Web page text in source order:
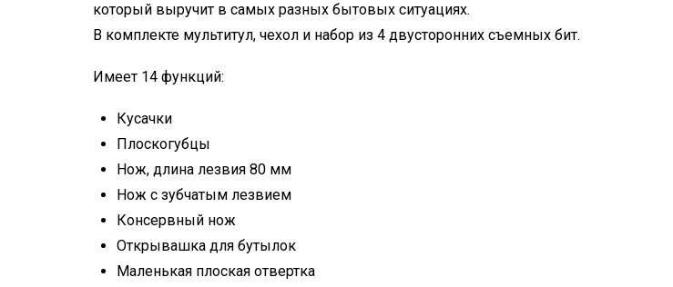
который выручит в самых разных бытовых ситуациях.
В комплекте мультитул, чехол и набор из 4 двусторонних съемных бит.
Имеет 14 функций:
Кусачки
Плоскогубцы
Нож, длина лезвия 80 мм
Нож с зубчатым лезвием
Консервный нож
Открывашка для бутылок
Маленькая плоская отвертка